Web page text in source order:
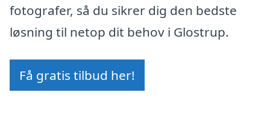
fotografer, så du sikrer dig den bedste
løsning til netop dit behov i Glostrup.
Få gratis tilbud her!